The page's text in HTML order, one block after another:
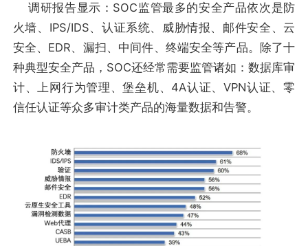
调研报告显示：SOC监管最多的安全产品依次是防
火墙、IPS/IDS、认证系统、威胁情报、邮件安全、云
安全、EDR、漏扫、中间件、终端安全等产品。除了十
种典型安全产品，SOC还经常需要监管诸如：数据库审
计、上网行为管理、堡垒机、4A认证、VPN认证、零
信任认证等众多审计类产品的海量数据和告警。